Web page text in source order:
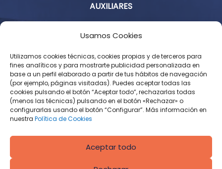
Usamos Cookies
Utilizamos cookies técnicas, cookies propias y de terceros para
fines analíticos y para mostrarte publicidad personalizada en
base a un perfil elaborado a partir de tus hábitos de navegación
(por ejemplo, páginas visitadas). Puedes aceptar todas las
cookies pulsando el botón “Aceptar todo”, rechazarlas todas
(menos las técnicas) pulsando en el botón «Rechazar» o
configurarlas usando el botón “Configurar”. Más información en
nuestra Política de Cookies
Aceptar todo
AUXILIARES
Aviso Legal
Política de Privacidad
Condiciones Generales de Contratación
Política de Cookies
Derecho de desistimiento